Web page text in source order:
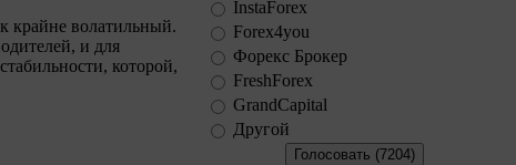
крайне волатильный.
и для
которой,
InstaForex
Forex4you
Форекс Брокер
FreshForex
GrandCapital
Другой